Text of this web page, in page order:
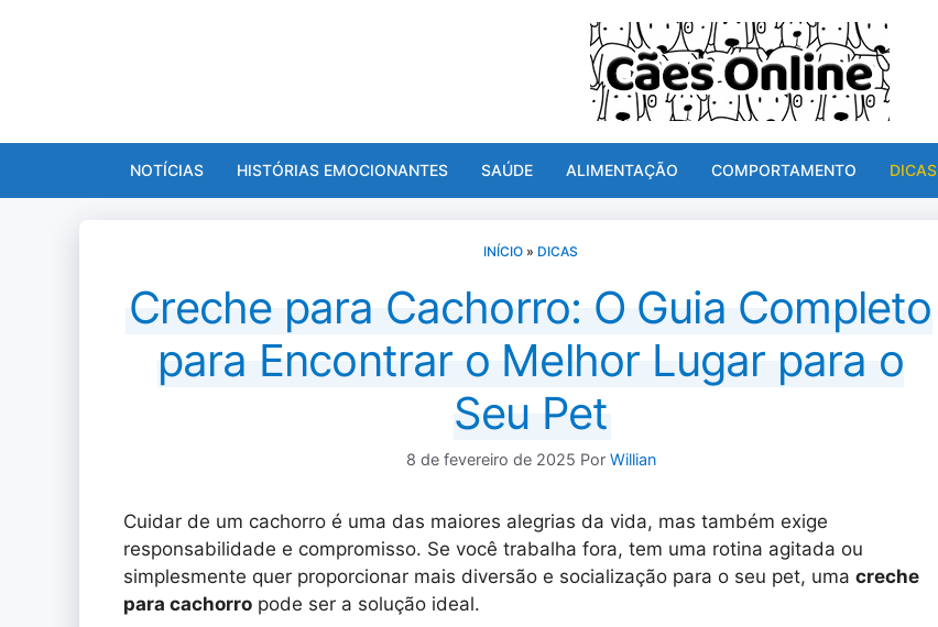
NOTÍCIAS HISTÓRIAS EMOCIONANTES SAÚDE ALIMENTAÇÃO COMPORTAMENTO DICAS
INÍCIO » DICAS
Creche para Cachorro: O Guia Completo
para Encontrar o Melhor Lugar para o
Seu Pet
8 de fevereiro de 2025 Por Willian
Cuidar de um cachorro é uma das maiores alegrias da vida, mas também exige
responsabilidade e compromisso. Se você trabalha fora, tem uma rotina agitada ou
simplesmente quer proporcionar mais diversão e socialização para o seu pet, uma creche
para cachorro pode ser a solução ideal.